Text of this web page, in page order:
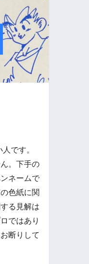
です。
。下手の
ネームで
色紙に関
る見解は
ではあり
断りして